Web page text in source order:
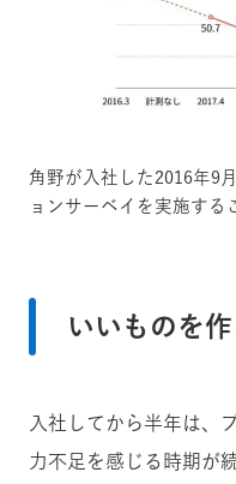
角野が入社した2016年9
ョンサーベイを実施する
いいものを
入社してから半年は、
力不足を感じる時期が